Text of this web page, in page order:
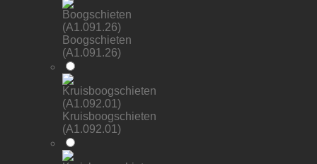
Boogschieten
(A1.091.26)
Kruisboogschieten
(A1.092.01)